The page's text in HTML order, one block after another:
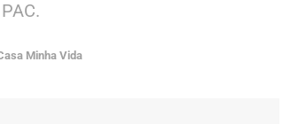
Minha Vida